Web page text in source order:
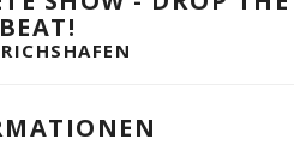
BEAT!